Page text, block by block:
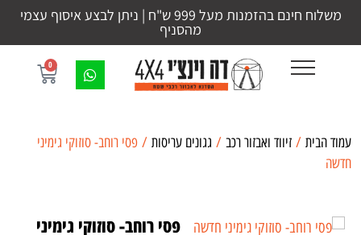
משלוח חינם בהזמנות מעל 999 ש"ח | ניתן לבצע איסוף עצמי
מהסניף
0
עמוד הבית / זיווד ואבזור רכב / גגונים עריסות / פסי רוחב- סוזוקי גימיני
חדשה
פסי רוחב- סוזוקי גימיני